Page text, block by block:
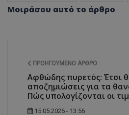
Μοιράσου αυτό το άρθρο
ΠΡΟΗΓΟΎΜΕΝΟ ΆΡΘΡΟ
Αφθώδης πυρετός: Έτσι
αποζημιώσεις για τα
Πώς υπολογίζονται οι
15.05.2026 - 13:56